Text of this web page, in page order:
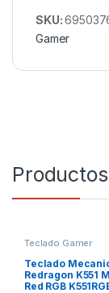
SKU:
Gamer
Teclado Gamer
Teclado
Redragon K551
Red RGB